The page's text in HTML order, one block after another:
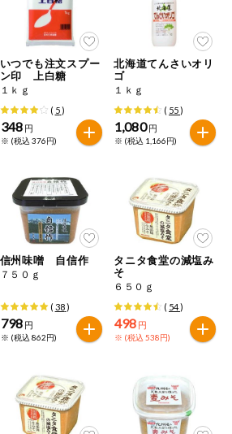
認する
正する
）
かに くるみ
あわび いか
カシューナッツ
牛肉 ごま
ゼラチン 大豆
ナ
やまいも
品企画時の情報のため、ご使用前には
表示をご確認ください。
いつでも注文スプー
ン印 上白糖
１ｋｇ
( 5)
348 円
※ (税込 376円)
北海道てんさいオリ
ゴ
１ｋｇ
( 55)
1,080 円
※ (税込 1,166円)
信州味噌 自信作
７５０ｇ
( 38)
798 円
※ (税込 862円)
タニタ食堂の減塩み
そ
６５０ｇ
( 54)
498 円
※ (税込 538円)